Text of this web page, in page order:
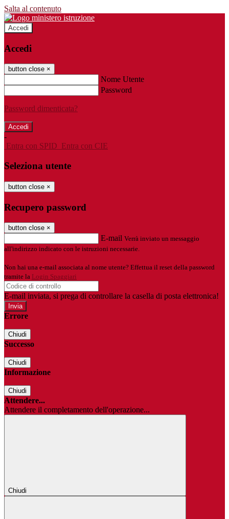
Salta al contenuto
Accedi
Accedi
button close ×
Nome Utente
Password
Password dimenticata?
-
Entra con SPID Entra con CIE
Seleziona utente
button close ×
Recupero password
button close ×
E-mail Verrà inviato un messaggio
all'indirizzo indicato con le istruzioni necessarie.
Non hai una e-mail associata al nome utente? Effettua il reset della password
tramite la Login Spaggiari
E-mail inviata, si prega di controllare la casella di posta elettronica!
Errore
Chiudi
Successo
Chiudi
Informazione
Chiudi
Attendere...
Attendere il completamento dell'operazione...
Chiudi